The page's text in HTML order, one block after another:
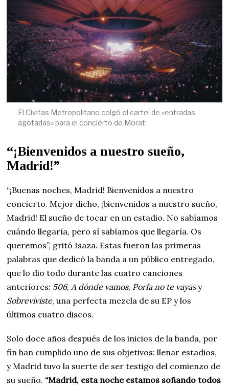
El Civitas Metropolitano colgó el cartel de «entradas
agotadas» para el concierto de Morat
“¡Bienvenidos a nuestro sueño,
Madrid!”
“¡Buenas noches, Madrid! Bienvenidos a nuestro
concierto. Mejor dicho, ¡bienvenidos a nuestro sueño,
Madrid! El sueño de tocar en un estadio. No sabíamos
cuándo llegaría, pero sí sabíamos que llegaría. Os
queremos”, gritó Isaza. Estas fueron las primeras
palabras que dedicó la banda a un público entregado,
que lo dio todo durante las cuatro canciones
anteriores: 506, A dónde vamos, Porfa no te vayasy
Sobreviviste, una perfecta mezcla de su EP y los
últimos cuatro discos.
Solo doce años después de los inicios de la banda, por
fin han cumplido uno de sus objetivos: llenar estadios,
y Madrid tuvo la suerte de ser testigo del comienzo de
su sueño. “Madrid, esta noche estamos soñando todos